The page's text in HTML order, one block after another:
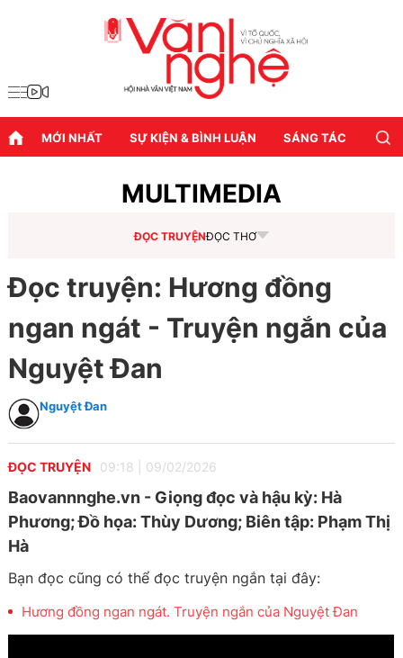
MỚI NHẤT SỰ KIỆN & BÌNH LUẬN SÁNG TÁC
MULTIMEDIA
ĐỌC TRUYỆNĐỌC THƠ
Đọc truyện: Hương đồng
ngan ngát - Truyện ngắn của
Nguyệt Đan
Nguyệt Đan
ĐỌC TRUYỆN 09:18 09/02/2026
Baovannnghe.vn - Giọng đọc và hậu kỳ: Hà
Phương; Đồ họa: Thùy Dương; Biên tập: Phạm Thị
Hà
Bạn đọc cũng có thể đọc truyện ngắn tại đây:
Hương đồng ngan ngát. Truyện ngắn của Nguyệt Đan